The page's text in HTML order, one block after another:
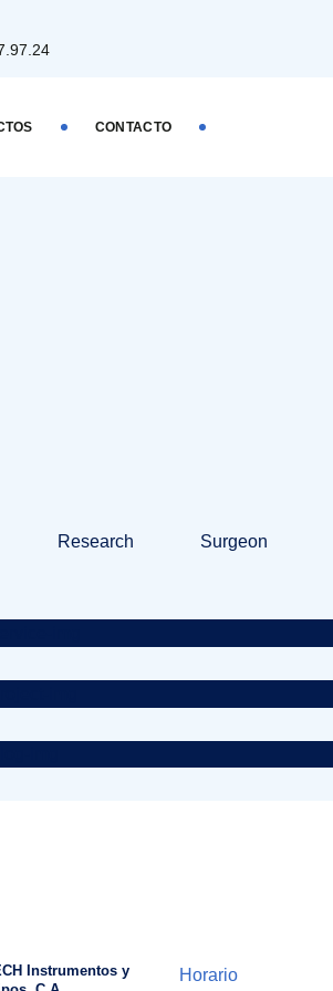
CONTACTO
Research Surgeon
Abdominal Aneurysm
Cardiothoracic
Congestive Heart
Instrumentos y
Horario